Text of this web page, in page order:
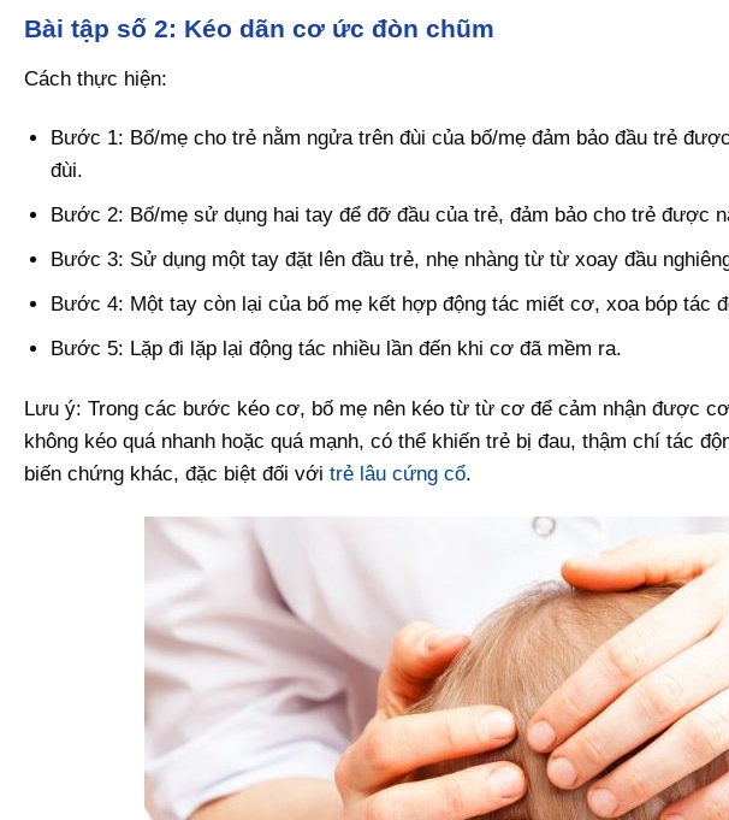
Bài tập số 2: Kéo dãn cơ ức đòn chũm
Cách thực hiện:
Bước 1: Bố/mẹ cho trẻ nằm ngửa trên đùi của bố/mẹ đảm bảo đầu trẻ
đùi.
Bước 2: Bố/mẹ sử dụng hai tay để đỡ đầu của trẻ, đảm bảo cho trẻ được
Bước 3: Sử dụng một tay đặt lên đầu trẻ, nhẹ nhàng từ từ xoay đầu
Bước 4: Một tay còn lại của bố mẹ kết hợp động tác miết cơ, xoa bóp tác
Bước 5: Lặp đi lặp lại động tác nhiều lần đến khi cơ đã mềm ra.
Lưu ý: Trong các bước kéo cơ, bố mẹ nên kéo từ từ cơ để cảm nhận được
không kéo quá nhanh hoặc quá mạnh, có thể khiến trẻ bị đau, thậm chí tác
biến chứng khác, đặc biệt đối với trẻ lâu cứng cổ.